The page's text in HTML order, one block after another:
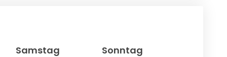
Samstag Sonntag